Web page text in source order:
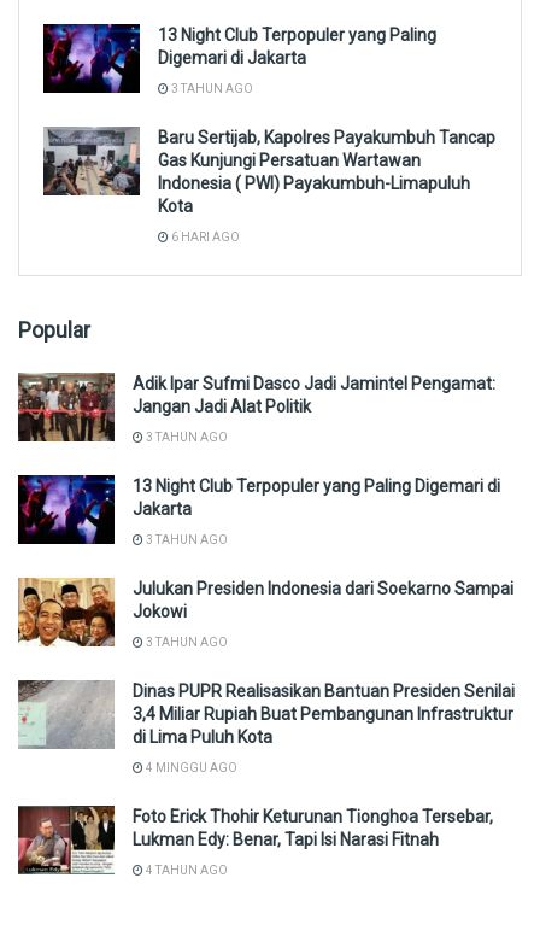
13 Night Club Terpopuler yang Paling
Digemari di Jakarta
3 TAHUN AGO
Baru Sertijab, Kapolres Payakumbuh Tancap
Gas Kunjungi Persatuan Wartawan
Indonesia ( PWI) Payakumbuh-Limapuluh
Kota
6 HARI AGO
Popular
Adik Ipar Sufmi Dasco Jadi Jamintel Pengamat:
Jangan Jadi Alat Politik
3 TAHUN AGO
13 Night Club Terpopuler yang Paling Digemari di
Jakarta
3 TAHUN AGO
Julukan Presiden Indonesia dari Soekarno Sampai
Jokowi
3 TAHUN AGO
Dinas PUPR Realisasikan Bantuan Presiden Senilai
3,4 Miliar Rupiah Buat Pembangunan Infrastruktur
di Lima Puluh Kota
4 MINGGU AGO
Foto Erick Thohir Keturunan Tionghoa Tersebar,
Lukman Edy: Benar, Tapi Isi Narasi Fitnah
4 TAHUN AGO